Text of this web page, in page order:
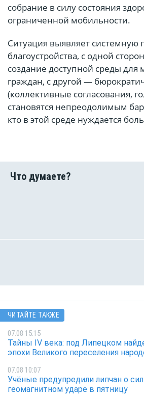
собрание в силу состояния
ограниченной мобильности.
Ситуация выявляет
благоустройства, с одной
создание доступной среды
граждан, с другой —
(коллективные согласования,
становятся непреодолимым
кто в этой среде нуждается
ЧИТАЙТЕ ТАКЖЕ
07.08 15:15
Тайны IV века: под Липецком
эпохи Великого переселения
07.08 10:07
Учёные предупредили липчан о
геомагнитном ударе в пятницу